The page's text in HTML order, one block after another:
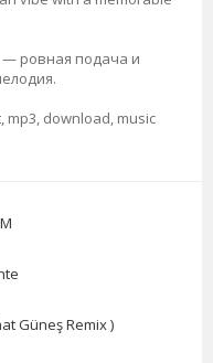
— ровная подача и
mp3, download, music
Güneş Remix )